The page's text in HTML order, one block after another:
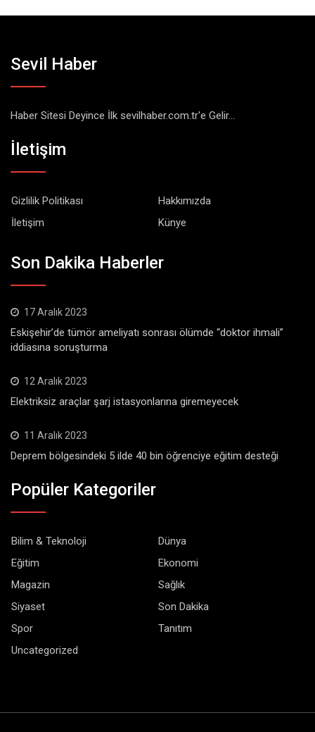
Sevil Haber
Haber Sitesi Deyince İlk sevilhaber.com.tr'e Gelir...
İletişim
Gizlilik Politikası
Hakkımızda
İletişim
Künye
Son Dakika Haberler
17 Aralık 2023
Eskişehir’de tümör ameliyatı sonrası ölümde “doktor ihmali”
iddiasına soruşturma
12 Aralık 2023
Elektriksiz araçlar şarj istasyonlarına giremeyecek
11 Aralık 2023
Deprem bölgesindeki 5 ilde 40 bin öğrenciye eğitim desteği
Popüler Kategoriler
Bilim & Teknoloji
Dünya
Eğitim
Ekonomi
Magazin
Sağlık
Siyaset
Son Dakika
Spor
Tanıtım
Uncategorized